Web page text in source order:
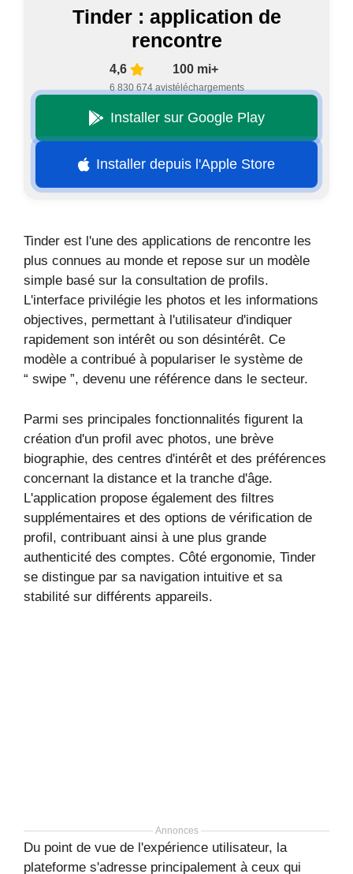
Tinder : application de
rencontre
4,6
6 830 674 avis
100 mi+
téléchargements
Installer sur Google Play
Installer depuis l'Apple Store
Tinder est l'une des applications de rencontre les
plus connues au monde et repose sur un modèle
simple basé sur la consultation de profils.
L'interface privilégie les photos et les informations
objectives, permettant à l'utilisateur d'indiquer
rapidement son intérêt ou son désintérêt. Ce
modèle a contribué à populariser le système de
“ swipe ”, devenu une référence dans le secteur.
Parmi ses principales fonctionnalités figurent la
création d'un profil avec photos, une brève
biographie, des centres d'intérêt et des préférences
concernant la distance et la tranche d'âge.
L'application propose également des filtres
supplémentaires et des options de vérification de
profil, contribuant ainsi à une plus grande
authenticité des comptes. Côté ergonomie, Tinder
se distingue par sa navigation intuitive et sa
stabilité sur différents appareils.
Annonces
Du point de vue de l'expérience utilisateur, la
plateforme s'adresse principalement à ceux qui